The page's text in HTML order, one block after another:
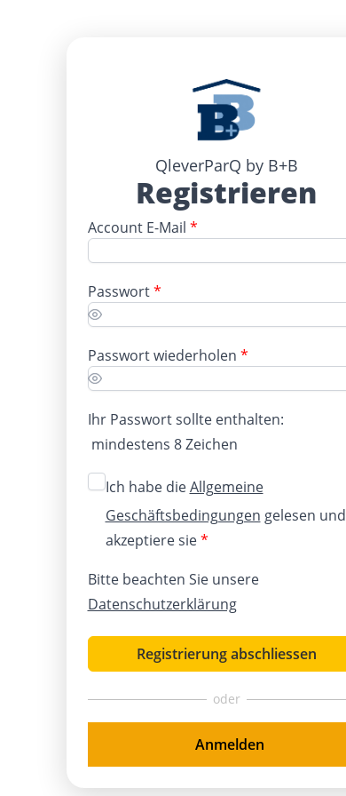
QleverParQ by B+B
Registrieren
Account E-Mail *
Passwort*
Passwort wiederholen *
Ihr Passwort sollte enthalten:
mindestens 8 Zeichen
Ich habe dieAllgemeine
Geschäftsbedingungen gelesen und
akzeptiere sie*
Bitte beachten Sie unsere
Datenschutzerklärung
Registrierung abschliessen
Anmelden